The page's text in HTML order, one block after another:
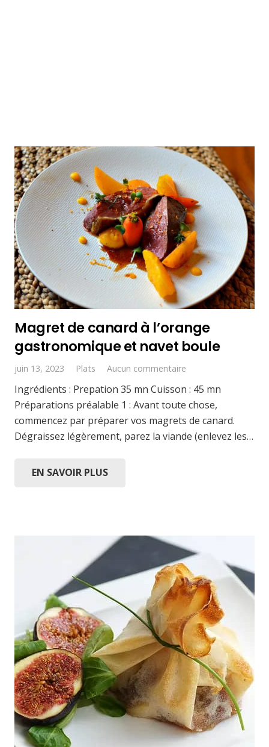
Magret de canard à l’orange
gastronomique et navet boule
juin 13, 2023 Plats Aucun commentaire
Ingrédients : Prepation 35 mn Cuisson : 45 mn
Préparations préalable 1 : Avant toute chose,
commencez par préparer vos magrets de canard.
Dégraissez légèrement, parez la viande (enlevez les…
EN SAVOIR PLUS